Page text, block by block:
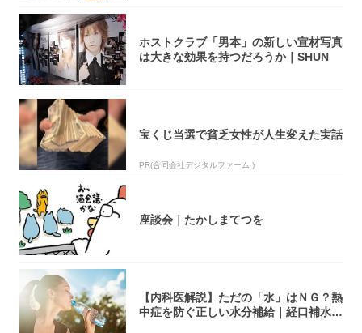
ホストクラブ「男本」の新しい宣材写真
は大きな効果を持つだろうか｜SHUN
宝くじ当選で貧乏女性が人生変えた実話
PR(合同会社デジタルファーム )
座談会｜たかしまてつを
【内科医解説】ただの「水」はＮＧ？熱
中症を防ぐ正しい水分補給｜経口補水